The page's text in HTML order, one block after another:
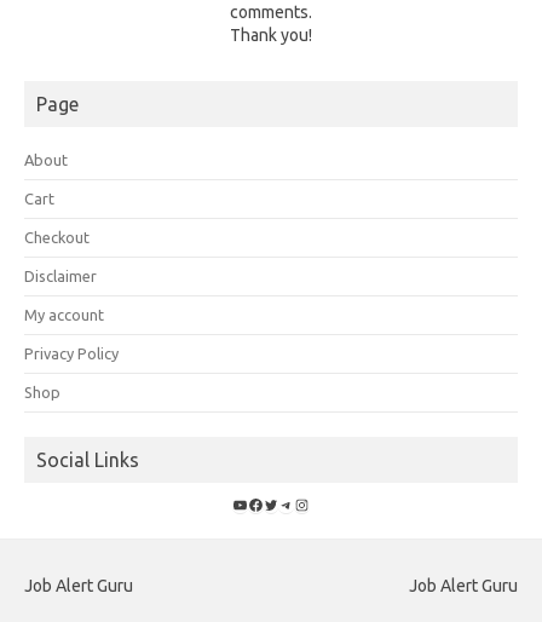
comments.
Thank you!
Page
About
Cart
Checkout
Disclaimer
My account
Privacy Policy
Shop
Social Links
YouTube
Facebook
Twitter
Telegram
Instagram
Job Alert Guru Job Alert Guru